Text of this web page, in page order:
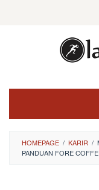
HOMEPAGE / KARIR /
PANDUAN FORE